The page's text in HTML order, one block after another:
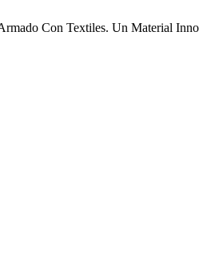
Con Textiles. Un Material